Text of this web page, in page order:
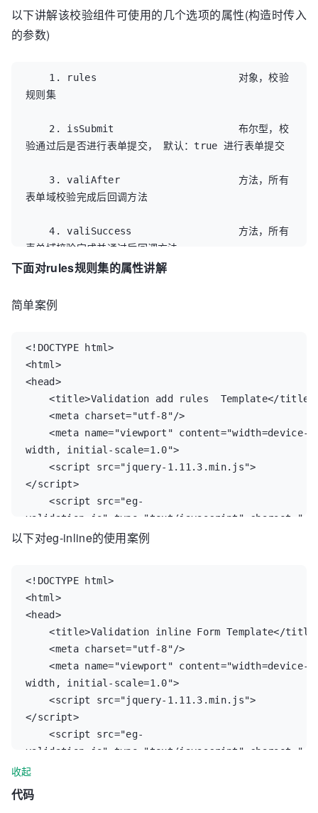
5. date                         必须输入正
6. url                          必须输入正
确格式的网址
7. email                        必须输入正
确格式的电子邮件
8. char                         必须输入英
文字符
9. qq                           必须输入正
正确手机号码
两次一至的字符，匹配文本域的唯一标识 ： eg-
equalto-param=#password
12. chinese                      必须输入
输入汉字
13. minlength                    必须输入
至少3位，eg-minlength-param=3
14. maxlength                    必须输入
长度必须介于 {3} 和 {6} 之间的字符串（汉字算一个字
符）， eg-length-param=3,6
16. min                          输入值不
能小于3， eg-min-param=3
17. max                          输入值不
能大于6， eg-min-param=6
18. pattern                      输入匹配
对应的正则表达式， eg-pattern-param=/^\d+$/
以下讲解该校验组件可使用的几个选项的属性(构造时传入
的参数)
1. rules                        对象，校验
规则集
2. isSubmit                     布尔型，校
验通过后是否进行表单提交， 默认：true 进行表单提交
3. valiAfter                    方法，所有
表单域校验完成后回调方法
4. valiSuccess                  方法，所有
表单域校验完成并通过后回调方法
下面对rules规则集的属性讲解
简单案例
<!DOCTYPE html>
<html>
<head>
<title>Validation add rules  Template</title>
<meta charset="utf-8"/>
<meta name="viewport" content="width=device-
width, initial-scale=1.0">
<script src="jquery-1.11.3.min.js">
</script>
<script src="eg-
validation.js" type="text/javascript"
8"></script>
<div id="form">
<div >zip:<input type="text" eg-
valid="true" eg-zip  eg-success="校验通
过"> </div>
</div>
<script type="text/javascript" charset="utf-
8">
$(function () {
$('#form').validation({
rules :{'zip':
以下对eg-inline的使用案例
<!DOCTYPE html>
<html>
<head>
<title>Validation inline Form Template</
<meta charset="utf-8"/>
<meta name="viewport" content="width=device-
width, initial-scale=1.0">
<script src="jquery-1.11.3.min.js">
</script>
<script src="eg-
validation.js" type="text/javascript"
8"></script>
<body>
收起
代码